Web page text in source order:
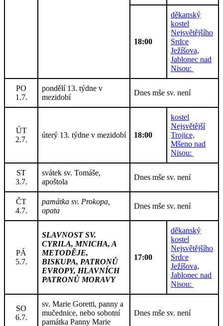
18:00
děkanský
kostel
Nejsvětějšího
Srdce
Ježíšova,
Jablonec nad
Nisou:
PO
1.7.
pondělí 13. týdne v
mezidobí
Dnes mše sv. není
ÚT
2.7.
úterý 13. týdne v mezidobí 18:00
kostel
Nejsvětější
Trojice,
Mšeno nad
Nisou:
ST
3.7.
svátek sv. Tomáše,
apoštola
Dnes mše sv. není
ČT
4.7.
památka sv. Prokopa,
opata
Dnes mše sv. není
PÁ
5.7.
SLAVNOST SV.
CYRILA, MNICHA, A
METODĚJE,
BISKUPA, PATRONŮ
EVROPY, HLAVNÍCH
PATRONŮ MORAVY
17:00
děkanský
kostel
Nejsvětějšího
Srdce
Ježíšova,
Jablonec nad
Nisou:
SO
6.7.
sv. Marie Goretti, panny a
mučednice, nebo sobotní
památka Panny Marie
Dnes mše sv. není